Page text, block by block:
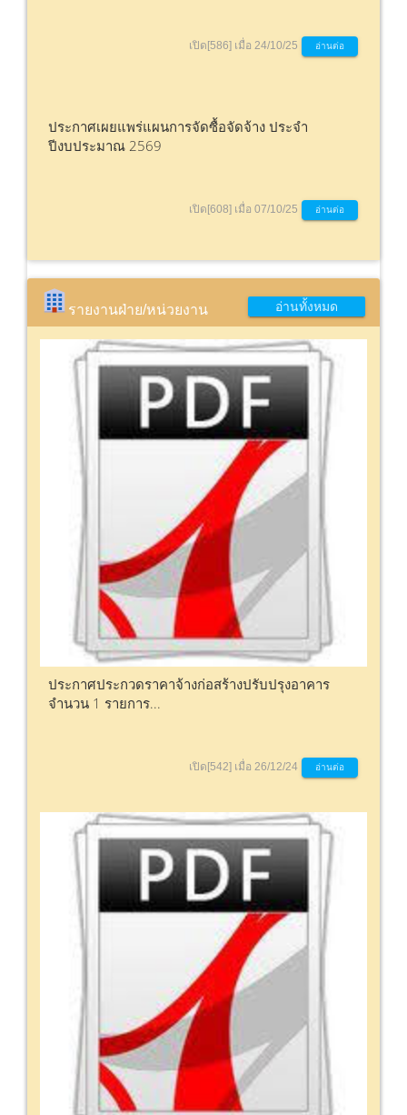
เปิด[586] เมื่อ 24/10/25 อ่านต่อ
ประกาศเผยแพร่แผนการจัดซื้อจัดจ้าง ประจำ
ปีงบประมาณ 2569
เปิด[608] เมื่อ 07/10/25 อ่านต่อ
รายงานฝ่าย/หน่วยงาน อ่านทั้งหมด
ประกาศประกวดราคาจ้างก่อสร้างปรับปรุงอาคาร
จำนวน 1 รายการ...
เปิด[542] เมื่อ 26/12/24 อ่านต่อ